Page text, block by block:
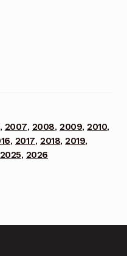
, 2007, 2008,2009,2010,
, 2017,2018,2019,
2025, 2026